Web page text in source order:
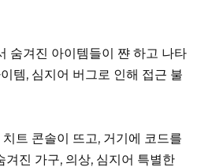
숨겨진 아이템들이 쨘 하고 나타
템, 심지어 버그로 인해 접근 불
트 콘솔이 뜨고, 거기에 코드를
겨진 가구, 의상, 심지어 특별한